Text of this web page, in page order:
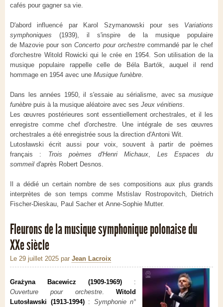
cafés pour gagner sa vie.
D'abord influencé par Karol Szymanowski pour ses Variations
symphoniques (1939), il s'inspire de la musique populaire
de Mazovie pour sonConcerto pour orchestrecommandé par le chef
d'orchestre Witold Rowicki qui le crée en 1954. Son utilisation de la
musique populaire rappelle celle de Béla Bartók, auquel il rend
hommage en 1954 avec une Musique funèbre.
Dans les années 1950, il s'essaie au sérialisme, avec sa musique
funèbre puis à la musique aléatoire avec ses Jeux vénitiens.
Les œuvres postérieures sont essentiellement orchestrales, et il les
enregistre comme chef d'orchestre. Une intégrale de ses œuvres
orchestrales a été enregistrée sous la direction d'Antoni Wit.
Lutosławski écrit aussi pour voix, souvent à partir de poèmes
français : Trois poèmes d'Henri Michaux, Les Espaces du
sommeil d'après Robert Desnos.
Il a dédié un certain nombre de ses compositions aux plus grands
interprètes de son temps comme Mstislav Rostropovitch, Dietrich
Fischer-Dieskau, Paul Sacher et Anne-Sophie Mutter.
Fleurons de la musique symphonique polonaise du
XXe siècle
Le 29 juillet 2025 par Jean Lacroix
Grażyna Bacewicz (1909-1969) :
Ouverture pour orchestre.Witold
Lutosławski (1913-1994): Symphonie n°